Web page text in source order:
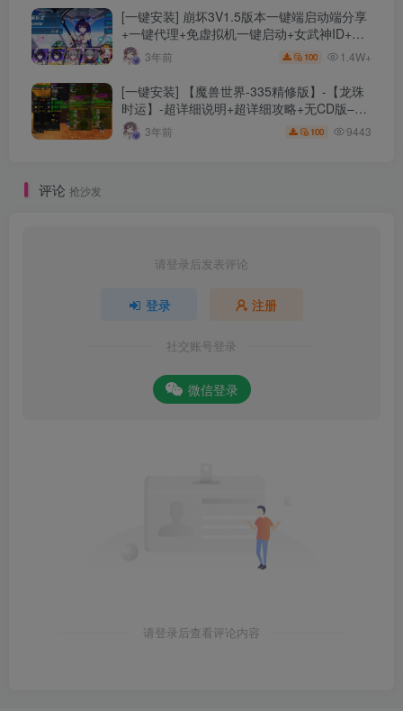
[一键安装] 崩坏3V1.5版本一键端启动端分享
+一键代理+免虚拟机一键启动+女武神ID+详
细指令+极简一键修改
3年前 100 1.4W+
[一键安装] 【魔兽世界-335精修版】-【龙珠
时运】-超详细说明+超详细攻略+无CD版–精
修版本-站长推荐+站长亲测
3年前 100 9443
评论 抢沙发
请登录后发表评论
登录 注册
社交账号登录
微信登录
请登录后查看评论内容